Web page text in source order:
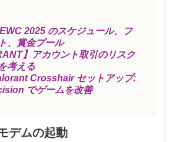
2025 のスケジュール、フ
、賞金プール
】アカウント取引のリスク
考える
Crosshair セットアップ:
でゲームを改善
デムの起動